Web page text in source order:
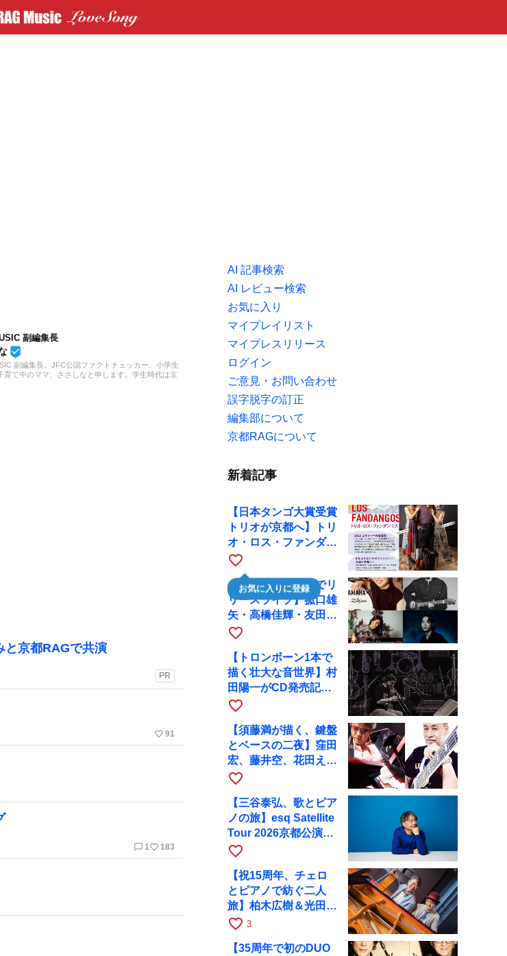
副編集長
beenhere
副編集長。JFC公認ファクトチェッカー。小学生
育て中のママ、ささしなと申します。学生時代は京
と京都RAGで共演
PR
favorite_border 91
chat_bubble_outline 1 favorite_border 183
AI 記事検索
AI レビュー検索
お気に入り
マイプレイリスト
マイプレスリリース
ログイン
ご意見・お問い合わせ
誤字脱字の訂正
編集部について
京都RAGについて
新着記事
【日本タンゴ大賞受賞
トリオが京都へ】トリ
オ・ロス・ファンダン
ゴスが10月9日にRAG
で公演
favorite_border
お気に入りに登録
【川口千里、京都でリ
リースライブ】菰口雄
矢・高橋佳輝・友田ジ
ュンと9月28日にRAG
favorite_border
【トロンボーン1本で
描く壮大な音世界】村
田陽一がCD発売記念
ツアーで9月4日に京
favorite_border
【須藤満が描く、鍵盤
とベースの二夜】窪田
宏、藤井空、花田えみ
と京都RAGで共演
favorite_border
【三谷泰弘、歌とピア
ノの旅】esq Satellite
Tour 2026京都公演を
10月に開催
favorite_border
【祝15周年、チェロ
とピアノで紡ぐ二人
旅】柏木広樹＆光田健
一が11月12日に京都
favorite_border 3
【35周年で初のDUO